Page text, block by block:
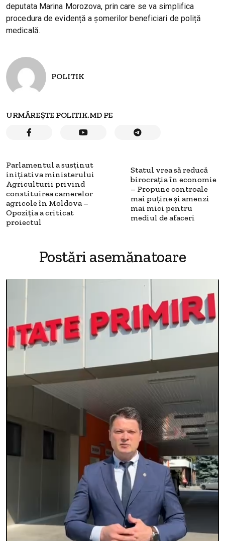
deputata Marina Morozova, prin care se va simplifica
procedura de evidență a șomerilor beneficiari de poliță
medicală.
POLITIK
URMĂREȘTE POLITIK.MD PE
Parlamentul a susținut
inițiativa ministerului
Agriculturii privind
constituirea camerelor
agricole în Moldova –
Opoziția a criticat
proiectul
Statul vrea să reducă
birocrația în economie
– Propune controale
mai puține și amenzi
mai mici pentru
mediul de afaceri
Postări asemănatoare